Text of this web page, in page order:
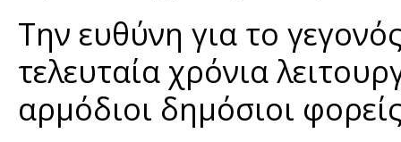
Την ευθύνη για το
τελευταία χρόνια
αρμόδιοι δημόσιοι